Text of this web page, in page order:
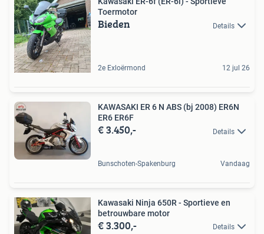
Toermotor
Bieden Details
2e Exloërmond 12 jul 26
KAWASAKI ER 6 N ABS (bj 2008) ER6N
ER6 ER6F
€ 3.450,- Details
Bunschoten-Spakenburg Vandaag
Kawasaki Ninja 650R - Sportieve en
betrouwbare motor
€ 3.300,- Details